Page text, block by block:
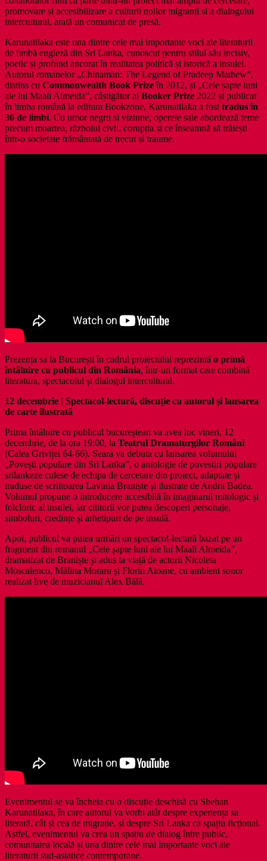
promovare și accesibilizare a culturii noilor migranți și a dialogului
intercultural, arată un comunicat de presă.
Karunatilaka este una dintre cele mai importante voci ale literaturii
de limbă engleză din Sri Lanka, cunoscut pentru stilul său incisiv,
poetic și profund ancorat în realitatea politică și istorică a insulei.
Autorul romanelor „Chinaman: The Legend of Pradeep Mathew”,
distins cu Commonwealth Book Prizeîn 2012, și „Cele șapte luni
ale lui Maali Almeida”, câștigător al Booker Prize 2022 și publicat
în limba română la editura Bookzone, Karunatilaka a fost tradus în
36 de limbi. Cu umor negru și viziune, operele sale abordează teme
precum moartea, războiul civil, corupția și ce înseamnă să trăiești
într-o societate frământată de trecut și traume.
Prezența sa la București în cadrul proiectului reprezintă o primă
întâlnire cu publicul din România, într-un format care combină
literatura, spectacolul și dialogul intercultural.
12 decembrie | Spectacol-lectură, discuție cu autorul și lansarea
de carte ilustrată
Prima întâlnire cu publicul bucureștean va avea loc vineri, 12
decembrie, de la ora 19:00, la Teatrul Dramaturgilor Români
(Calea Griviței 64-66). Seara va debuta cu lansarea volumului
„Povești populare din Sri Lanka”, o antologie de povestiri populare
srilankeze culese de echipa de cercetare din proiect, adaptate și
traduse de scriitoarea Lavinia Braniște și ilustrate de Andra Badea.
Volumul propune o introducere accesibilă în imaginarul mitologic și
folcloric al insulei, iar cititorii vor putea descoperi personaje,
simboluri, credințe și arhetipuri de pe insulă.
Apoi, publicul va putea urmări un spectacol-lectură bazat pe un
fragment din romanul „Cele șapte luni ale lui Maali Almeida”,
dramatizat de Braniște și adus la viață de actorii Nicoleta
Moscalenco, Mălina Moraru și Florin Aioane, cu ambient sonor
realizat live de muzicianul Alex Bălă.
Evenimentul se va încheia cu o discuție deschisă cu Shehan
Karunatilaka, în care autorul va vorbi atât despre experiența sa
literară, cât și cea de migrație, și despre Sri Lanka ca spațiu ficțional.
Astfel, evenimentul va crea un spațiu de dialog între public,
comunitatea locală și una dintre cele mai importante voci ale
literaturii sud-asiatice contemporane.